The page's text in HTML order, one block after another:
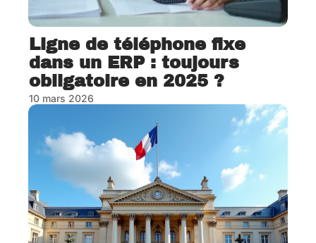
Ligne de téléphone fixe
dans un ERP : toujours
obligatoire en 2025 ?
10 mars 2026